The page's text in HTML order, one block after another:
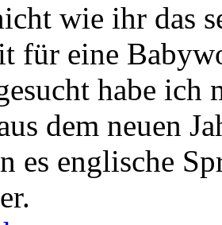
wie ihr das
für eine
habe
dem neuen
es englische